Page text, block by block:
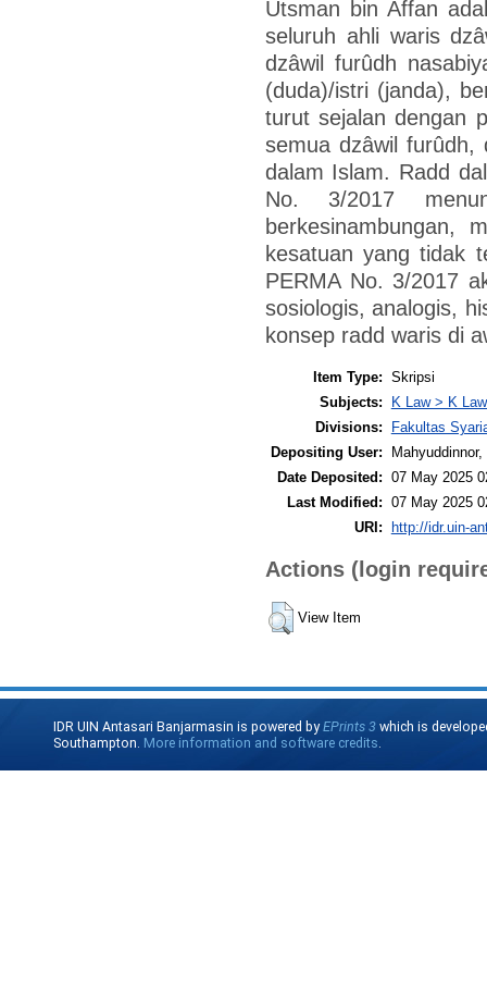
Utsman bin Affan
seluruh ahli waris
dzâwil furûdh
(duda)/istri (janda),
turut sejalan dengan
semua dzâwil furûdh,
dalam Islam. Radd
No. 3/2017
berkesinambungan,
kesatuan yang tidak
PERMA No. 3/2017
sosiologis, analogis,
konsep radd waris di
Item Type: Skripsi
Subjects:
K Law > K
Divisions:
Fakultas
Depositing User:
Date Deposited: 07 May 2025
Last Modified: 07 May 2025
URI: http://idr.uin-
Actions (login
View Item
IDR UIN Antasari Banjarmasin is powered byEPrints 3 which is
Southampton. More information and software credits.